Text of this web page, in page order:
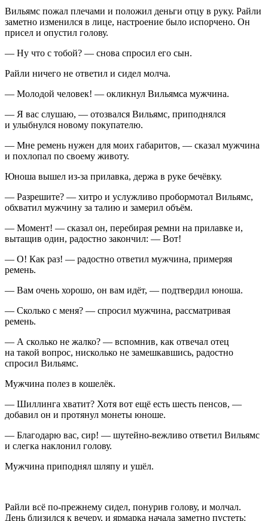
Вильямс пожал плечами и положил деньги отцу в руку. Райли
заметно изменился в лице, настроение было испорчено. Он
присел и опустил голову.
— Ну что с тобой? — снова спросил его сын.
Райли ничего не ответил и сидел молча.
— Молодой человек! — окликнул Вильямса мужчина.
— Я вас слушаю, — отозвался Вильямс, приподнялся
и улыбнулся новому покупателю.
— Мне ремень нужен для моих габаритов, — сказал мужчина
и похлопал по своему животу.
Юноша вышел из-за прилавка, держа в руке бечёвку.
— Разрешите? — хитро и услужливо пробормотал Вильямс,
обхватил мужчину за талию и замерил объём.
— Момент! — сказал он, перебирая ремни на прилавке и,
вытащив один, радостно закончил: — Вот!
— О! Как раз! — радостно ответил мужчина, примеряя
ремень.
— Вам очень хорошо, он вам идёт, — подтвердил юноша.
— Сколько с меня? — спросил мужчина, рассматривая
ремень.
— А сколько не жалко? — вспомнив, как отвечал отец
на такой вопрос, нисколько не замешкавшись, радостно
спросил Вильямс.
Мужчина полез в кошелёк.
— Шиллинга хватит? Хотя вот ещё есть шесть пенсов, —
добавил он и протянул монеты юноше.
— Благодарю вас, сир! — шутейно-вежливо ответил Вильямс
и слегка наклонил голову.
Мужчина приподнял шляпу и ушёл.
Райли всё по-прежнему сидел, понурив голову, и молчал.
День близился к вечеру, и ярмарка начала заметно пустеть: